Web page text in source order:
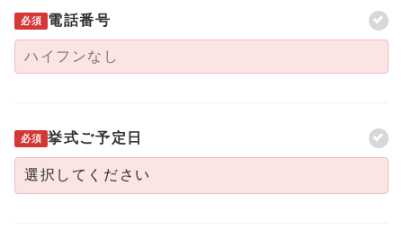
必須 電話番号
必須 挙式ご予定日